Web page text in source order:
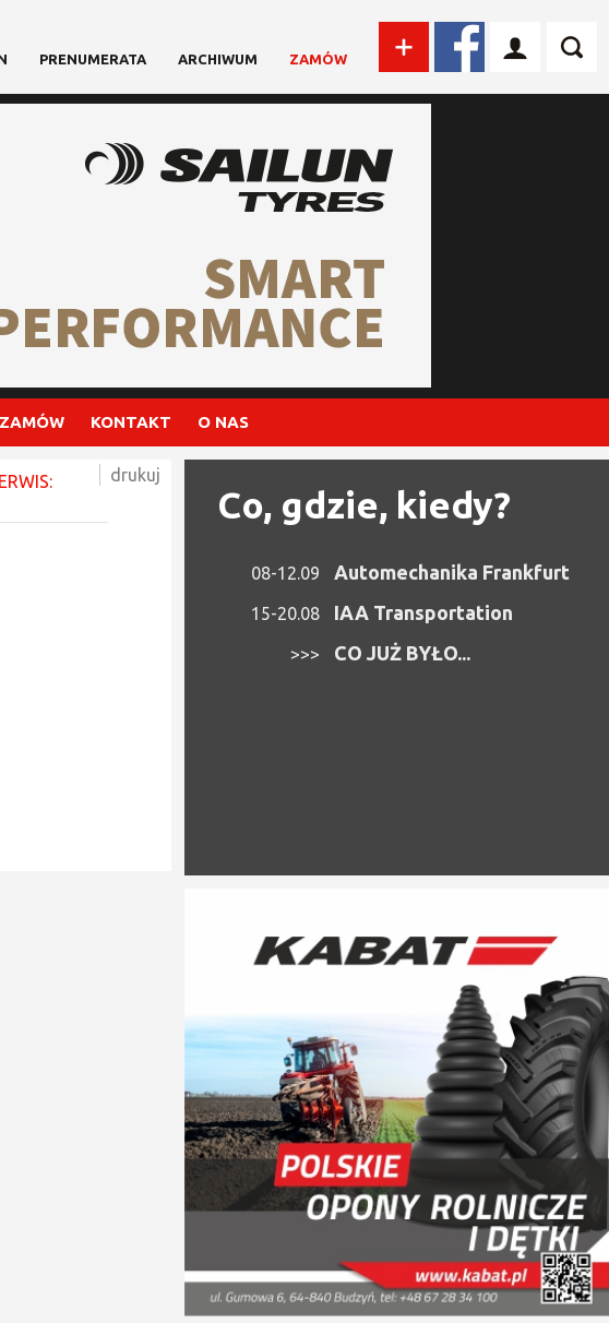
PRENUMERATA ARCHIWUM ZAMÓW
ZAMÓW KONTAKT O NAS
drukuj
Co, gdzie, kiedy?
08-12.09 Automechanika Frankfurt
15-20.08 IAA Transportation
>>> CO JUŻ BYŁO...